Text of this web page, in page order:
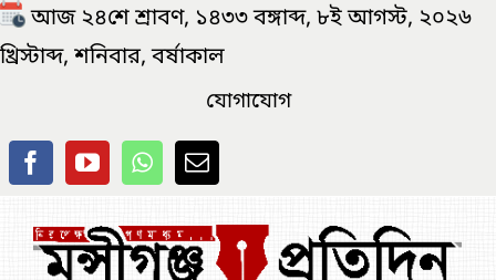
Skip
to
আজ ২৪শে শ্রাবণ, ১৪৩৩ বঙ্গাব্দ, ৮ই আগস্ট, ২০২৬
খ্রিস্টাব্দ, শনিবার, বর্ষাকাল
যোগাযোগ